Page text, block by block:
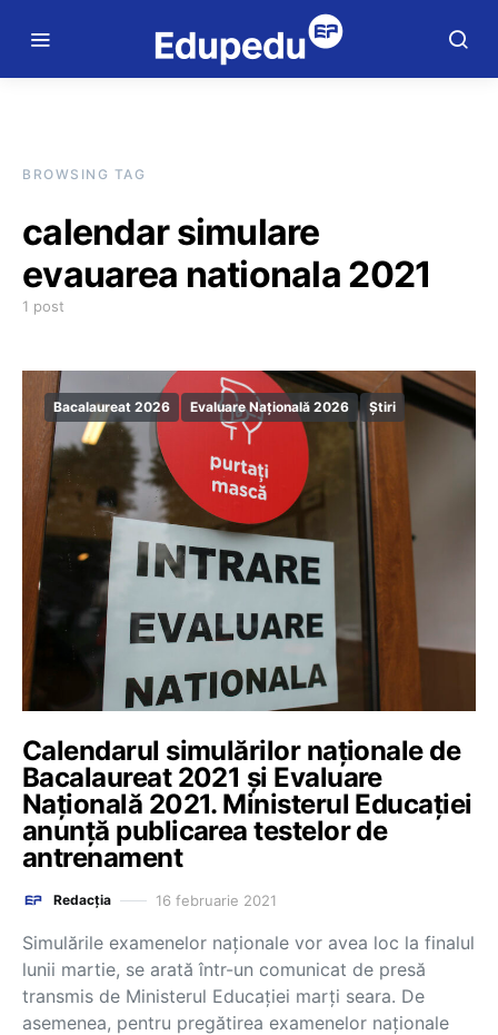
BROWSING TAG
calendar simulare
evauarea nationala 2021
1 post
Bacalaureat 2026 Evaluare Națională 2026 Știri
Calendarul simulărilor naționale de
Bacalaureat 2021 și Evaluare
Națională 2021. Ministerul Educației
anunță publicarea testelor de
antrenament
Redacția 16 februarie 2021
Simulările examenelor naționale vor avea loc la finalul
lunii martie, se arată într-un comunicat de presă
transmis de Ministerul Educației marți seara. De
asemenea, pentru pregătirea examenelor naționale